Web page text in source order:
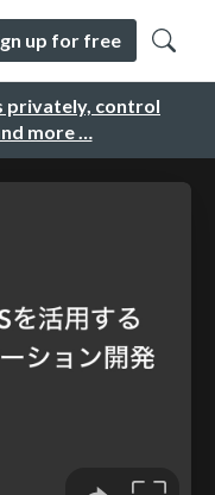
privately, control
more …
up for free